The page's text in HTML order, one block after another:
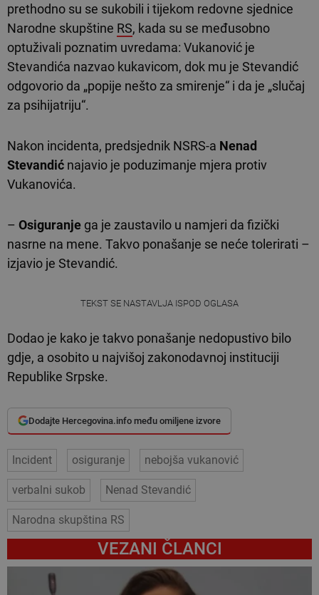
prethodno su se sukobili i tijekom redovne sjednice
Narodne skupštine RS, kada su se međusobno
optuživali poznatim uvredama: Vukanović je
Stevandića nazvao kukavicom, dok mu je Stevandić
odgovorio da „popije nešto za smirenje“ i da je „slučaj
za psihijatriju“.
Nakon incidenta, predsjednik NSRS-a Nenad
Stevandić najavio je poduzimanje mjera protiv
Vukanovića.
– Osiguranje ga je zaustavilo u namjeri da fizički
nasrne na mene. Takvo ponašanje se neće tolerirati –
izjavio je Stevandić.
TEKST SE NASTAVLJA ISPOD OGLASA
Dodao je kako je takvo ponašanje nedopustivo bilo
gdje, a osobito u najvišoj zakonodavnoj instituciji
Republike Srpske.
Dodajte Hercegovina.info među omiljene izvore
Incident osiguranje nebojša vukanović
verbalni sukob Nenad Stevandić
Narodna skupština RS
VEZANI ČLANCI